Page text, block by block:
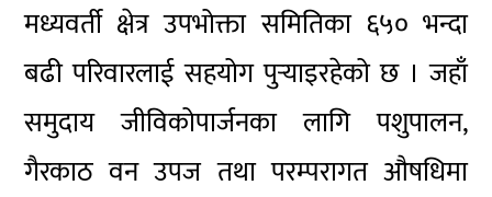
मध्यवर्ती क्षेत्र उपभोक्ता समितिका ६५० भन्दा
बढी परिवारलाई सहयोग पुर्‍याइरहेको छ । जहाँ
समुदाय जीविकोपार्जनका लागि पशुपालन,
गैरकाठ वन उपज तथा परम्परागत औषधिमा